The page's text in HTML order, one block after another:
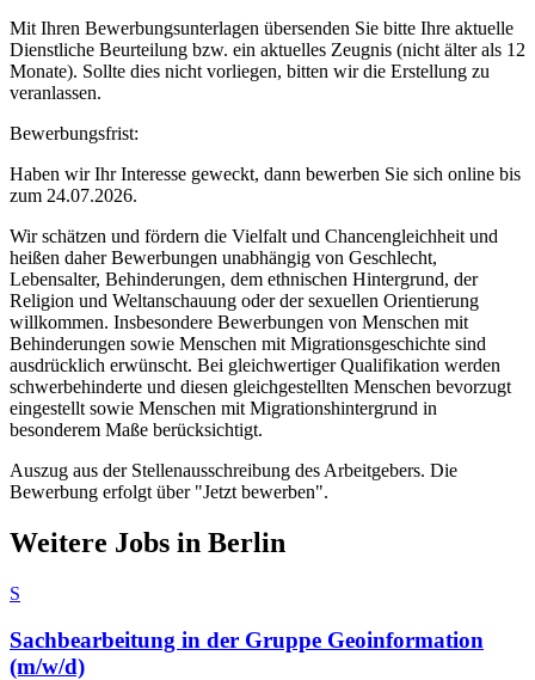
Mit Ihren Bewerbungsunterlagen übersenden Sie bitte Ihre aktuelle
Dienstliche Beurteilung bzw. ein aktuelles Zeugnis (nicht älter als 12
Monate). Sollte dies nicht vorliegen, bitten wir die Erstellung zu
veranlassen.
Bewerbungsfrist:
Haben wir Ihr Interesse geweckt, dann bewerben Sie sich online bis
zum 24.07.2026.
Wir schätzen und fördern die Vielfalt und Chancengleichheit und
heißen daher Bewerbungen unabhängig von Geschlecht,
Lebensalter, Behinderungen, dem ethnischen Hintergrund, der
Religion und Weltanschauung oder der sexuellen Orientierung
willkommen. Insbesondere Bewerbungen von Menschen mit
Behinderungen sowie Menschen mit Migrationsgeschichte sind
ausdrücklich erwünscht. Bei gleichwertiger Qualifikation werden
schwerbehinderte und diesen gleichgestellten Menschen bevorzugt
eingestellt sowie Menschen mit Migrationshintergrund in
besonderem Maße berücksichtigt.
Auszug aus der Stellenausschreibung des Arbeitgebers. Die
Bewerbung erfolgt über "Jetzt bewerben".
Weitere Jobs in Berlin
S
Sachbearbeitung in der Gruppe Geoinformation
(m/w/d)